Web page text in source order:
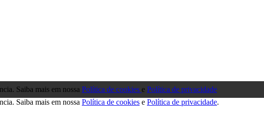
Saiba mais em nossa Política de cookies e Política de privacidade
Saiba mais em nossa Política de cookies e Política de privacidade.